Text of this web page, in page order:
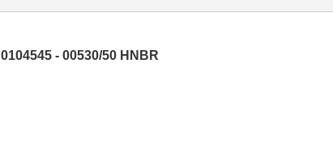
0104545 - 00530/50 HNBR